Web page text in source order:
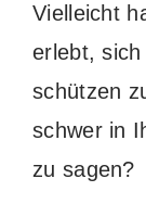
Vielleicht
erlebt,
schützen
schwer in
zu sagen?